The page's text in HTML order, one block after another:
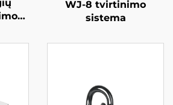
WJ-8 tvirtinimo
sistema